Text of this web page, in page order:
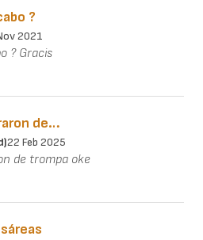
?
2021
? Gracis
de…
22 Feb 2025
de trompa oke